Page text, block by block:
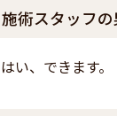
施術スタッフ
はい、できます